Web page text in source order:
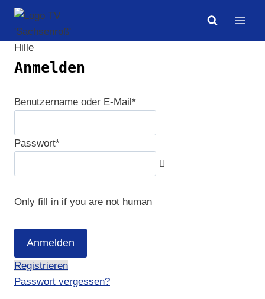
Zum
springen
Anmelden
Benutzername oder E-Mail*
Passwort*
Only fill in if you are not human
Registrieren
Passwort vergessen?